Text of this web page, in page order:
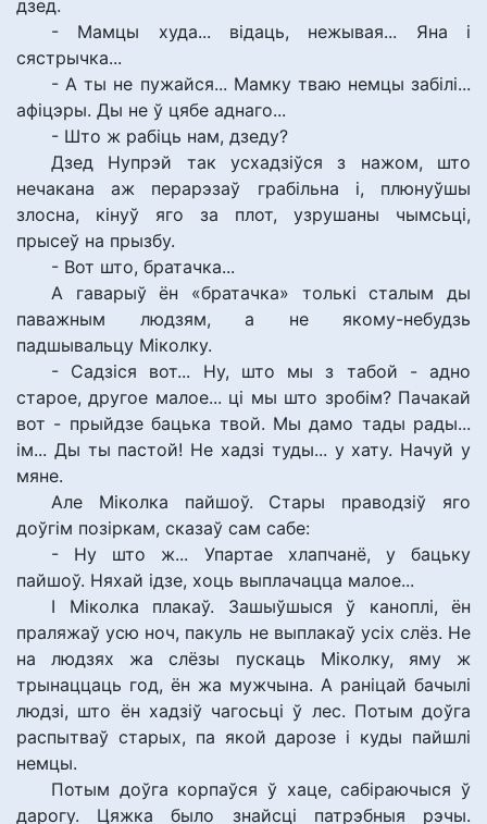
дзед.
- Мамцы худа... відаць, нежывая... Яна і
сястрычка...
- А ты не пужайся... Мамку тваю немцы забілі...
афіцэры. Ды не ў цябе аднаго...
- Што ж рабіць нам, дзеду?
Дзед Нупрэй так усхадзіўся з нажом, што
нечакана аж перарэзаў грабільна і, плюнуўшы
злосна, кінуў яго за плот, узрушаны чымсьці,
прысеў на прызбу.
- Вот што, братачка...
А гаварыў ён «братачка» толькі сталым ды
паважным людзям, а не якому-небудзь
падшывальцу Міколку.
- Садзіся вот... Ну, што мы з табой - адно
старое, другое малое... ці мы што зробім? Пачакай
вот - прыйдзе бацька твой. Мы дамо тады рады...
ім... Ды ты пастой! Не хадзі туды... у хату. Начуй у
мяне.
Але Міколка пайшоў. Стары праводзіў яго
доўгім позіркам, сказаў сам сабе:
- Ну што ж... Упартае хлапчанё, у бацьку
пайшоў. Няхай ідзе, хоць выплачацца малое...
І Міколка плакаў. Зашыўшыся ў каноплі, ён
праляжаў усю ноч, пакуль не выплакаў усіх слёз. Не
на людзях жа слёзы пускаць Міколку, яму ж
трынаццаць год, ён жа мужчына. А раніцай бачылі
людзі, што ён хадзіў чагосьці ў лес. Потым доўга
распытваў старых, па якой дарозе і куды пайшлі
немцы.
Потым доўга корпаўся ў хаце, сабіраючыся ў
дарогу. Цяжка было знайсці патрэбныя рэчы.